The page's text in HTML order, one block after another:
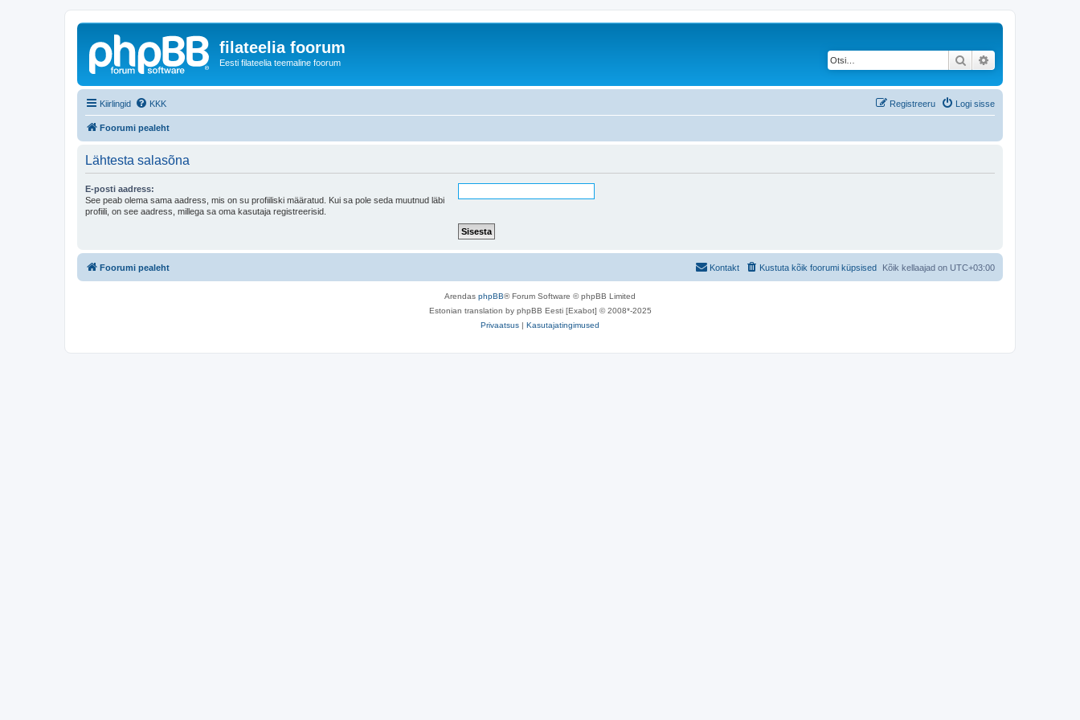
filateelia foorum
Eesti filateelia teemaline foorum Otsi
Kiirlingid KKK Logi sisse
Registreeru
Foorumi pealeht
Lähtesta salasõna
E-posti aadress:
See peab olema sama aadress, mis on su profiiliski määratud. Kui sa pole seda muutnud läbi
profiili, on see aadress, millega sa oma kasutaja registreerisid.
Foorumi pealeht Kõik kellaajad on UTC+03:00
Kustuta kõik foorumi küpsised
Kontakt
Arendas phpBB® Forum Software © phpBB Limited
Estonian translation by phpBB Eesti [Exabot] © 2008*-2025
Privaatsus | Kasutajatingimused